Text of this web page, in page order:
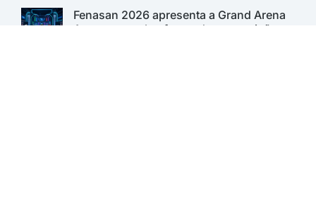
Fenasan 2026 apresenta a Grand Arena
Aqua, nova plataforma de competições